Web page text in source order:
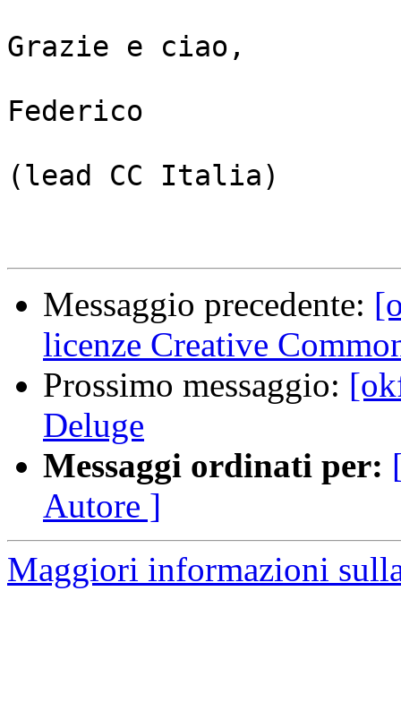
Grazie e ciao,
Federico
(lead CC Italia)
Messaggio precedente:
licenze Creative
Prossimo messaggio:
Deluge
Messaggi ordinati per:
Autore ]
Maggiori informazioni